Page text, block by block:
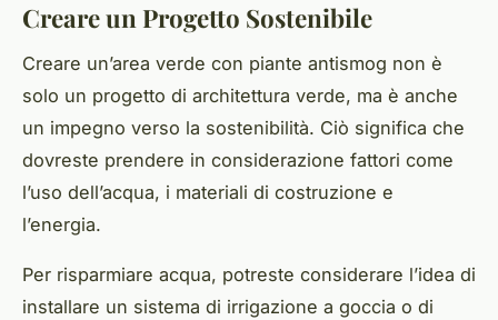
Creare un Progetto Sostenibile
Creare un’area verde con piante antismog non è
solo un progetto di architettura verde, ma è anche
un impegno verso la sostenibilità. Ciò significa che
dovreste prendere in considerazione fattori come
l’uso dell’acqua, i materiali di costruzione e
l’energia.
Per risparmiare acqua, potreste considerare l’idea di
installare un sistema di irrigazione a goccia o di